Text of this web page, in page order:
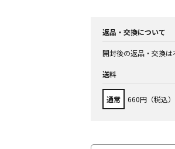
返品・交換について
開封後の返品・交換は
送料
通常 660円（税込）